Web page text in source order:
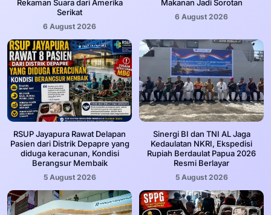
Rekaman Suara dari Amerika
Serikat
6 August 2026
Makanan Jadi Sorotan
6 August 2026
RSUP Jayapura Rawat Delapan
Pasien dari Distrik Depapre yang
diduga keracunan, Kondisi
Berangsur Membaik
5 August 2026
Sinergi BI dan TNI AL Jaga
Kedaulatan NKRI, Ekspedisi
Rupiah Berdaulat Papua 2026
Resmi Berlayar
5 August 2026